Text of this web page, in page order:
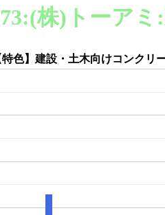
株)トーアミ
色】建設・土木向けコンクリ